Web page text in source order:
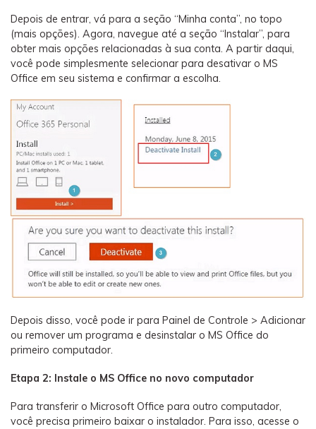
Depois de entrar, vá para a seção “Minha conta”, no topo
(mais opções). Agora, navegue até a seção “Instalar”, para
obter mais opções relacionadas à sua conta. A partir daqui,
você pode simplesmente selecionar para desativar o MS
Office em seu sistema e confirmar a escolha.
Depois disso, você pode ir para Painel de Controle > Adicionar
ou remover um programa e desinstalar o MS Office do
primeiro computador.
Etapa 2: Instale o MS Office no novo computador
Para transferir o Microsoft Office para outro computador,
você precisa primeiro baixar o instalador. Para isso, acesse o